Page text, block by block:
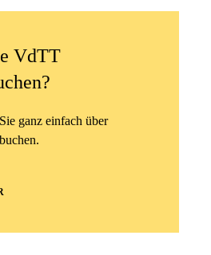
VdTT
ganz einfach über